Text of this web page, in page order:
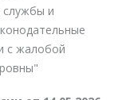
службы и
с жалобой